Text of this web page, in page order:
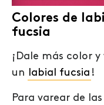
Colores de
fucsia
¡Dale más color
un labial fucsia !
Para varear de